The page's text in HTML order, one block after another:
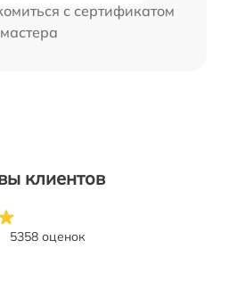
с сертификатом
мастера
клиентов
5358 оценок